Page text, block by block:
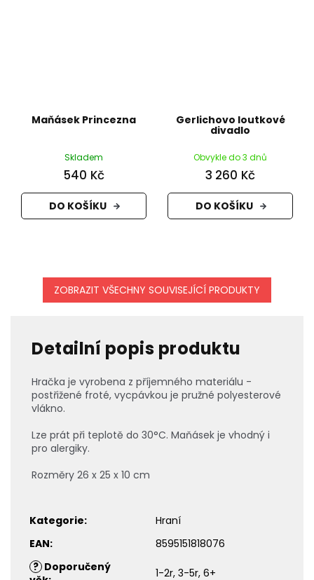
Maňásek Princezna
Skladem
540 Kč
DO KOŠÍKU
Gerlichovo loutkové
divadlo
Obvykle do 3 dnů
3 260 Kč
DO KOŠÍKU
ZOBRAZIT VŠECHNY SOUVISEJÍCÍ PRODUKTY
Detailní popis produktu
Hračka je vyrobena z příjemného materiálu -
postřižené froté, vycpávkou je pružné polyesterové
vlákno.
Lze prát při teplotě do 30°C. Maňásek je vhodný i
pro alergiky.
Rozměry 26 x 25 x 10 cm
Kategorie:
Hraní
EAN:
8595151818076
? Doporučený
1-2r, 3-5r, 6+